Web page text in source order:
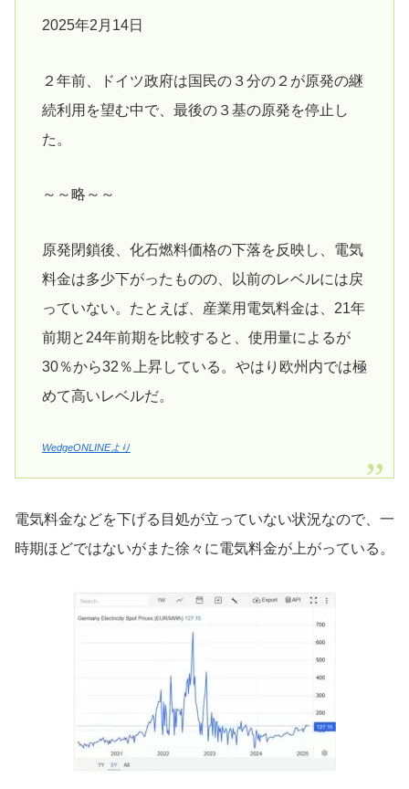
2025年2月14日
２年前、ドイツ政府は国民の３分の２が原発の継
続利用を望む中で、最後の３基の原発を停止し
た。
～～略～～
原発閉鎖後、化石燃料価格の下落を反映し、電気
料金は多少下がったものの、以前のレベルには戻
っていない。たとえば、産業用電気料金は、21年
前期と24年前期を比較すると、使用量によるが
30％から32％上昇している。やはり欧州内では極
めて高いレベルだ。
WedgeONLINEより
電気料金などを下げる目処が立っていない状況なので、一
時期ほどではないがまた徐々に電気料金が上がっている。